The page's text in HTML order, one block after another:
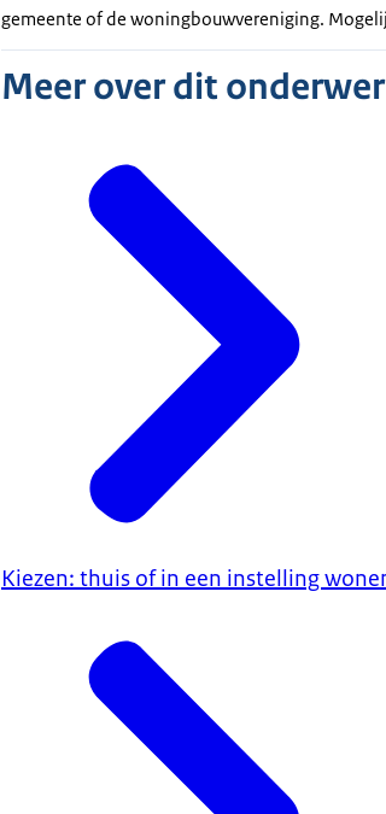
gemeente of de woningbouwvereniging.
Meer over dit
Kiezen: thuis of in een instelling